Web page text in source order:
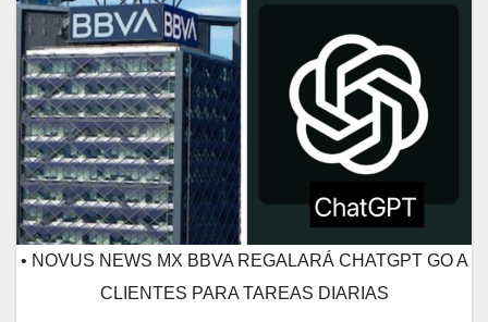
• NOVUS NEWS MX BBVA REGALARÁ CHATGPT GO A
CLIENTES PARA TAREAS DIARIAS